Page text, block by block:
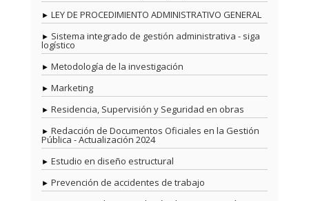
LEY DE PROCEDIMIENTO ADMINISTRATIVO GENERAL
Sistema integrado de gestión administrativa - siga
logístico
Metodología de la investigación
Marketing
Residencia, Supervisión y Seguridad en obras
Redacción de Documentos Oficiales en la Gestión
Pública - Actualización 2024
Estudio en diseño estructural
Prevención de accidentes de trabajo